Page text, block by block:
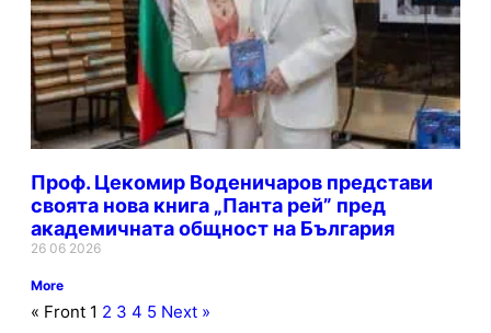
Проф. Цекомир Воденичаров представи
своята нова книга „Панта рей” пред
академичната общност на България
26 06 2026
More
« Front 1 2 3 4 5 Next »